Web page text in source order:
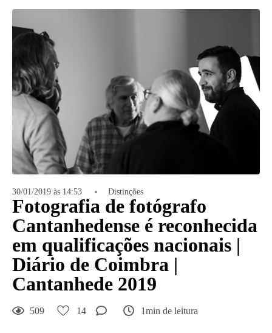
30/01/2019 às 14:53 Distinções
Fotografia de fotógrafo
Cantanhedense é reconhecida
em qualificações nacionais |
Diário de Coimbra |
Cantanhede 2019
509 14 1min de leitura